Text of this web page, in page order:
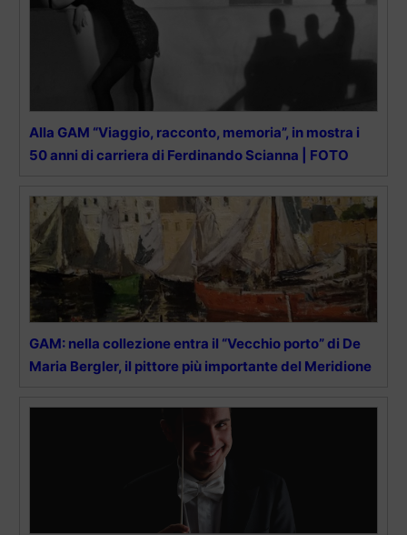
Alla GAM “Viaggio, racconto, memoria”, in mostra i
50 anni di carriera di Ferdinando Scianna | FOTO
GAM: nella collezione entra il “Vecchio porto” di De
Maria Bergler, il pittore più importante del Meridione